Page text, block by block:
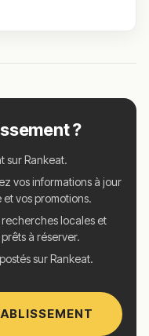
?
sur Rankeat.
vos informations à jour
vos promotions.
locales et
à réserver.
sur Rankeat.